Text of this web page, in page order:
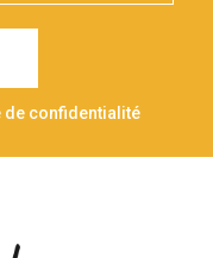
de confidentialité